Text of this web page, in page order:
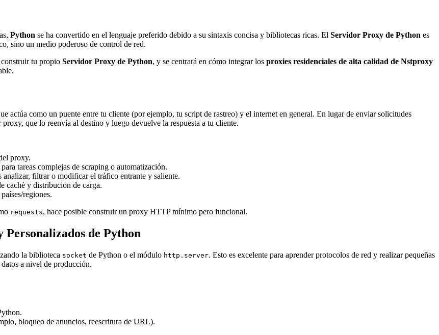
Python se ha convertido en el lenguaje preferido debido a su sintaxis concisa y bibliotecas ricas. El Servidor Proxy de Python es
sino un medio poderoso de control de red.
tu propio Servidor Proxy de Python, y se centrará en cómo integrar los proxies residenciales de alta calidad de Nstproxy
actúa como un puente entre tu cliente (por ejemplo, tu script de rastreo) y el internet en general. En lugar de enviar solicitudes
que lo reenvía al destino y luego devuelve la respuesta a tu cliente.
proxy.
tareas complejas de scraping o automatización.
analizar, filtrar o modificar el tráfico entrante y saliente.
caché y distribución de carga.
regiones.
requests, hace posible construir un proxy HTTP mínimo pero funcional.
Personalizados de Python
la biblioteca socket de Python o el módulo http.server. Esto es excelente para aprender protocolos de red y realizar pequeñas
a nivel de producción.
bloqueo de anuncios, reescritura de URL).